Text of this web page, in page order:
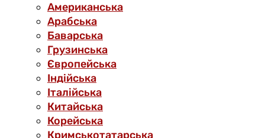
Американська
Арабська
Баварська
Грузинська
Європейська
Індійська
Італійська
Китайська
Корейська
Кримськотатарська